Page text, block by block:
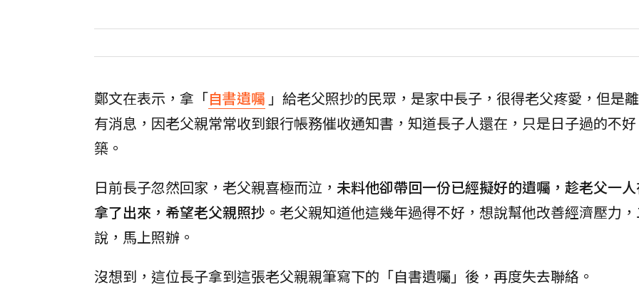
鄭文在表示，拿「自書遺囑 」給老父照抄的民眾，是家中長子，很得老父疼愛，但是
有消息，因老父親常常收到銀行帳務催收通知書，知道長子人還在，只是日子過的不
築。
日前長子忽然回家，老父親喜極而泣， 未料他卻帶回一份已經擬好的遺囑，趁老父一
拿了出來，希望老父親照抄。 老父親知道他這幾年過得不好，想說幫他改善經濟壓力
說，馬上照辦。
沒想到，這位長子拿到這張老父親親筆寫下的「自書遺囑」後，再度失去聯絡。